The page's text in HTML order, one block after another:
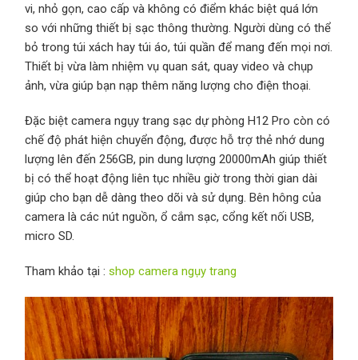
vi, nhỏ gọn, cao cấp và không có điểm khác biệt quá lớn
so với những thiết bị sạc thông thường. Người dùng có thể
bỏ trong túi xách hay túi áo, túi quần để mang đến mọi nơi.
Thiết bị vừa làm nhiệm vụ quan sát, quay video và chụp
ảnh, vừa giúp bạn nạp thêm năng lượng cho điện thoại.
Đặc biệt camera ngụy trang sạc dự phòng H12 Pro còn có
chế độ phát hiện chuyển động, được hỗ trợ thẻ nhớ dung
lượng lên đến 256GB, pin dung lượng 20000mAh giúp thiết
bị có thể hoạt động liên tục nhiều giờ trong thời gian dài
giúp cho bạn dễ dàng theo dõi và sử dụng. Bên hông của
camera là các nút nguồn, ổ cắm sạc, cổng kết nối USB,
micro SD.
Tham khảo tại : shop camera ngụy trang